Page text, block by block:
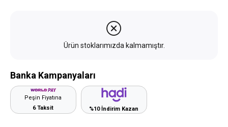
Ürün stoklarımızda kalmamıştır.
Banka Kampanyaları
Peşin Fiyatına
6 Taksit
%10 İndirim Kazan